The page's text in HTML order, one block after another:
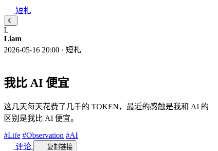
短札
☾
L
Liam
2026-05-16 20:00 · 短札
我比 AI 便宜
这几天每天花费了几千的 TOKEN，最近的感触是我和 AI 的
区别是我比 AI 便宜。
#Life #Observation #AI
评论
复制链接